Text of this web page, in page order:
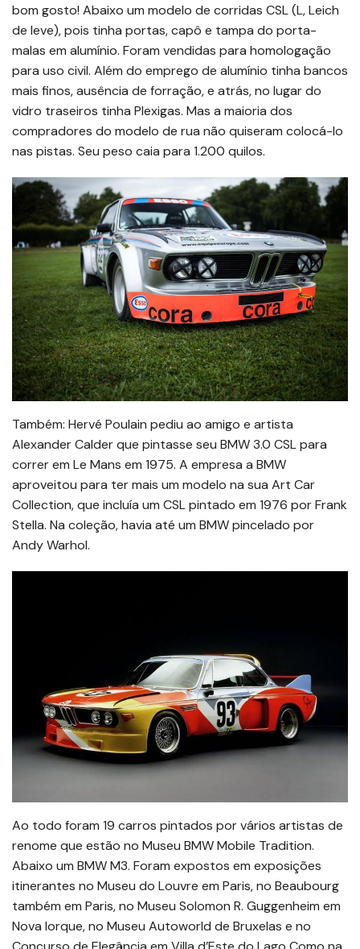
bom gosto! Abaixo um modelo de corridas CSL (L, Leich
de leve), pois tinha portas, capô e tampa do porta-
malas em alumínio. Foram vendidas para homologação
para uso civil. Além do emprego de alumínio tinha bancos
mais finos, ausência de forração, e atrás, no lugar do
vidro traseiros tinha Plexigas. Mas a maioria dos
compradores do modelo de rua não quiseram colocá-lo
nas pistas. Seu peso caia para 1.200 quilos.
Também: Hervé Poulain pediu ao amigo e artista
Alexander Calder que pintasse seu BMW 3.0 CSL para
correr em Le Mans em 1975. A empresa a BMW
aproveitou para ter mais um modelo na sua Art Car
Collection, que incluía um CSL pintado em 1976 por Frank
Stella. Na coleção, havia até um BMW pincelado por
Andy Warhol.
Ao todo foram 19 carros pintados por vários artistas de
renome que estão no Museu BMW Mobile Tradition.
Abaixo um BMW M3. Foram expostos em exposições
itinerantes no Museu do Louvre em Paris, no Beaubourg
também em Paris, no Museu Solomon R. Guggenheim em
Nova Iorque, no Museu Autoworld de Bruxelas e no